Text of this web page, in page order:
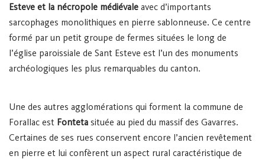
Esteve et la nécropole médiévale avec d’importants
sarcophages monolithiques en pierre sablonneuse. Ce centre
formé par un petit groupe de fermes situées le long de
l’église paroissiale de Sant Esteve est l’un des monuments
archéologiques les plus remarquables du canton.
Une des autres agglomérations qui forment la commune de
Forallac est Fonteta située au pied du massif des Gavarres.
Certaines de ses rues conservent encore l’ancien revêtement
en pierre et lui confèrent un aspect rural caractéristique de